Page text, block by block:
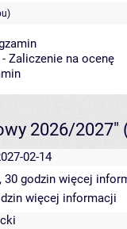
Zaliczenie na ocenę
2026/2027"
02-14
30 godzin więcej
więcej informacji